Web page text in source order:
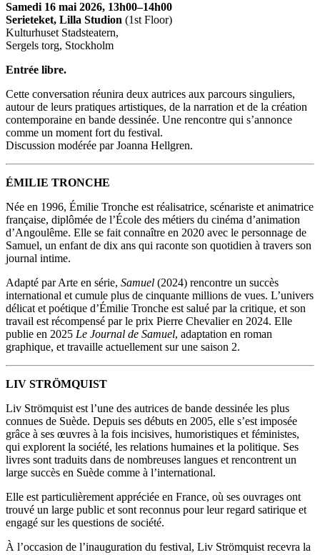
Samedi 16 mai 2026, 13h00–14h00
Serieteket, Lilla Studion (1st Floor)
Kulturhuset Stadsteatern,
Sergels torg, Stockholm
Entrée libre.
Cette conversation réunira deux autrices aux parcours singuliers,
autour de leurs pratiques artistiques, de la narration et de la création
contemporaine en bande dessinée. Une rencontre qui s’annonce
comme un moment fort du festival.
Discussion modérée par Joanna Hellgren.
ÉMILIE TRONCHE
Née en 1996, Émilie Tronche est réalisatrice, scénariste et animatrice
française, diplômée de l’École des métiers du cinéma d’animation
d’Angoulême. Elle se fait connaître en 2020 avec le personnage de
Samuel, un enfant de dix ans qui raconte son quotidien à travers son
journal intime.
Adapté par Arte en série, Samuel (2024) rencontre un succès
international et cumule plus de cinquante millions de vues. L’univers
délicat et poétique d’Émilie Tronche est salué par la critique, et son
travail est récompensé par le prix Pierre Chevalier en 2024. Elle
publie en 2025 Le Journal de Samuel, adaptation en roman
graphique, et travaille actuellement sur une saison 2.
LIV STRÖMQUIST
Liv Strömquist est l’une des autrices de bande dessinée les plus
connues de Suède. Depuis ses débuts en 2005, elle s’est imposée
grâce à ses œuvres à la fois incisives, humoristiques et féministes,
qui explorent la société, les relations humaines et la politique. Ses
livres sont traduits dans de nombreuses langues et rencontrent un
large succès en Suède comme à l’international.
Elle est particulièrement appréciée en France, où ses ouvrages ont
trouvé un large public et sont reconnus pour leur regard satirique et
engagé sur les questions de société.
À l’occasion de l’inauguration du festival, Liv Strömquist recevra la